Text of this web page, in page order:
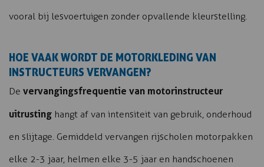
vooral bij lesvoertuigen zonder opvallende kleurstelling.
HOE VAAK WORDT DE MOTORKLEDING VAN
INSTRUCTEURS VERVANGEN?
De vervangingsfrequentie van motorinstructeur
uitrusting hangt af van intensiteit van gebruik, onderhoud
en slijtage. Gemiddeld vervangen rijscholen motorpakken
elke 2-3 jaar, helmen elke 3-5 jaar en handschoenen